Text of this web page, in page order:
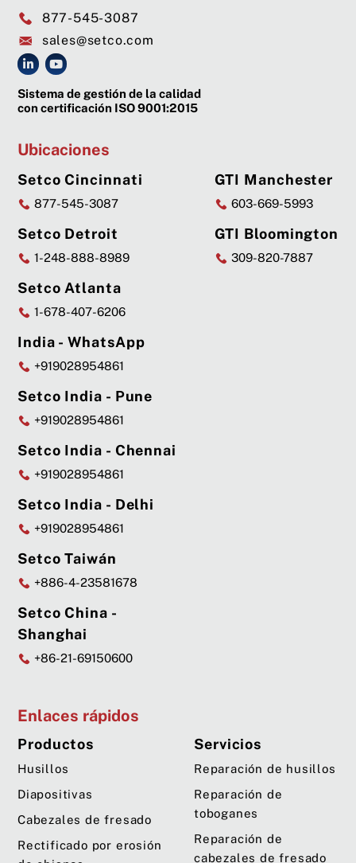
877-545-3087
sales@setco.com
Sistema de gestión de la calidad
con certificación ISO 9001:2015
Ubicaciones
Setco Cincinnati
877-545-3087
Setco Detroit
1-248-888-8989
Setco Atlanta
1-678-407-6206
GTI Manchester
603-669-5993
GTI Bloomington
309-820-7887
India - WhatsApp
+919028954861
Setco India - Pune
+919028954861
Setco India - Chennai
+919028954861
Setco India - Delhi
+919028954861
Setco Taiwán
+886-4-23581678
Setco China -
Shanghai
+86-21-69150600
Enlaces rápidos
Productos
Husillos
Diapositivas
Cabezales de fresado
Rectificado por erosión
Servicios
Reparación de husillos
Reparación de
toboganes
Reparación de
cabezales de fresado